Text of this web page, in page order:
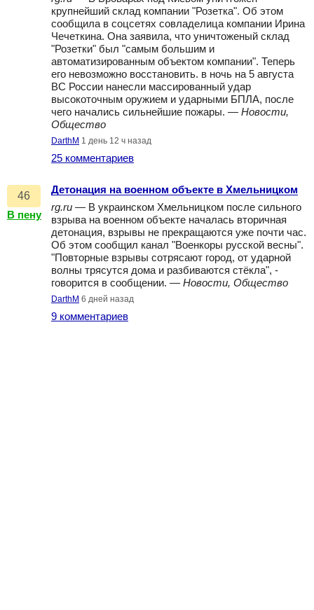
крупнейший склад компании "Розетка". Об этом
сообщила в соцсетях совладелица компании Ирина
Чечеткина. Она заявила, что уничтоженый склад
"Розетки" был "самым большим и
автоматизированным объектом компании". Теперь
его невозможно восстановить. в ночь на 5 августа
ВС России нанесли массированный удар
высокоточным оружием и ударными БПЛА, после
чего начались сильнейшие пожары. — Новости,
Общество
DarthM 1 день 12 ч назад
25 комментариев
46
В пену
Детонация на военном объекте в Хмельницком
rg.ru — В украинском Хмельницком после сильного
взрыва на военном объекте началась вторичная
детонация, взрывы не прекращаются уже почти час.
Об этом сообщил канал "Военкоры русской весны".
"Повторные взрывы сотрясают город, от ударной
волны трясутся дома и разбиваются стёкла", -
говорится в сообщении. — Новости, Общество
DarthM 6 дней назад
9 комментариев